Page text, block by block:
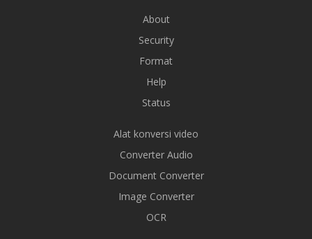
About
Security
Format
Help
Status
Alat konversi video
Converter Audio
Document Converter
Image Converter
OCR